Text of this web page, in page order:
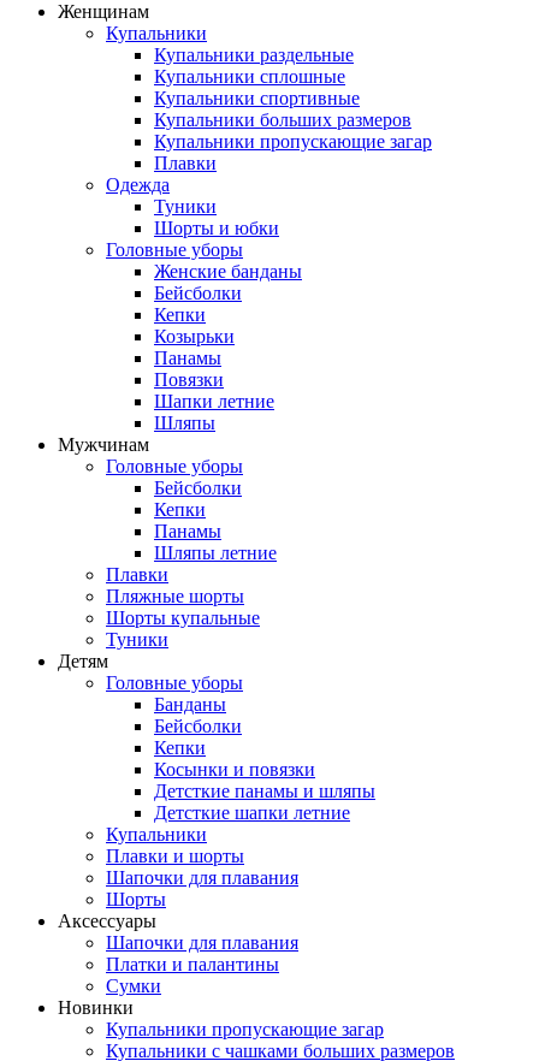
Женщинам
Купальники
Купальники раздельные
Купальники сплошные
Купальники спортивные
Купальники больших размеров
Купальники пропускающие загар
Плавки
Одежда
Туники
Шорты и юбки
Головные уборы
Женские банданы
Бейсболки
Кепки
Козырьки
Панамы
Повязки
Шапки летние
Шляпы
Мужчинам
Головные уборы
Бейсболки
Кепки
Панамы
Шляпы летние
Плавки
Пляжные шорты
Шорты купальные
Туники
Детям
Головные уборы
Банданы
Бейсболки
Кепки
Косынки и повязки
Детсткие панамы и шляпы
Детсткие шапки летние
Купальники
Плавки и шорты
Шапочки для плавания
Шорты
Аксессуары
Шапочки для плавания
Платки и палантины
Сумки
Новинки
Купальники пропускающие загар
Купальники с чашками больших размеров